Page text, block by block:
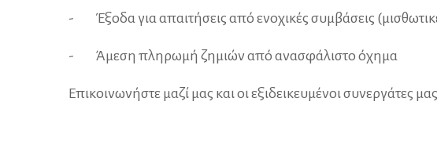
- Έξοδα για απαιτήσεις από ενοχικές συμβάσεις
- Άμεση πληρωμή ζημιών από ανασφάλιστο όχημα
Επικοινωνήστε μαζί μας και οι εξιδεικευμένοι συνεργάτες